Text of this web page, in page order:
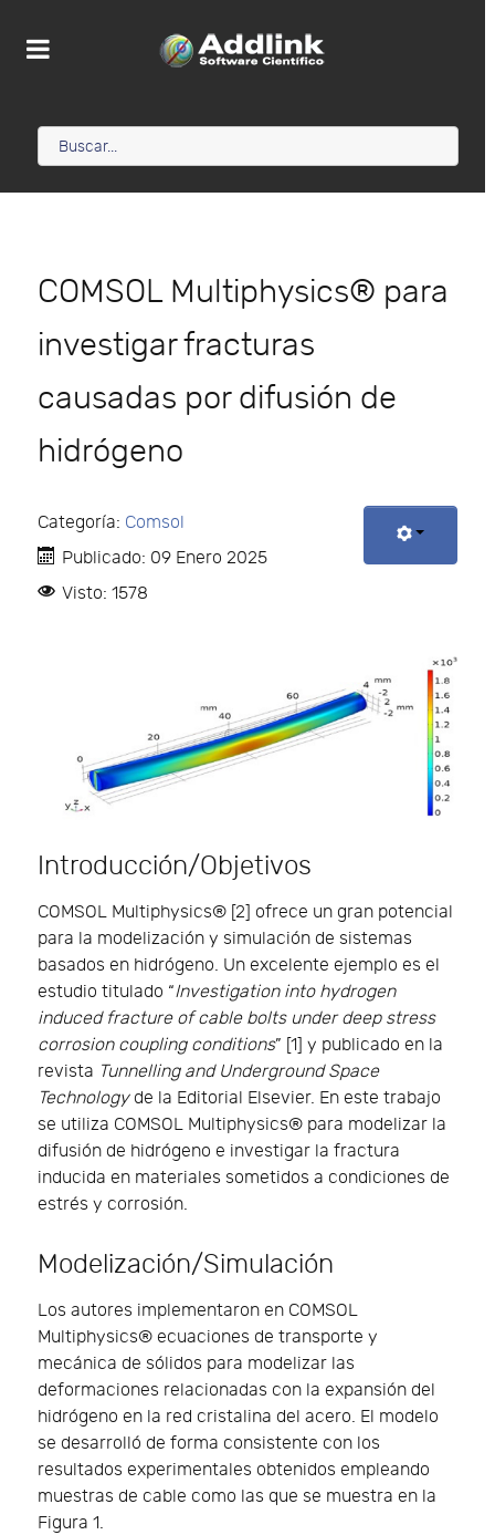
COMSOL Multiphysics® para
investigar fracturas
causadas por difusión de
hidrógeno
Categoría: Comsol
Publicado: 09 Enero 2025
Visto: 1578
Introducción/Objetivos
COMSOL Multiphysics® [2] ofrece un gran potencial
para la modelización y simulación de sistemas
basados en hidrógeno. Un excelente ejemplo es el
estudio titulado “Investigation into hydrogen
induced fracture of cable bolts under deep stress
corrosion coupling conditions” [1] y publicado en la
revista Tunnelling and Underground Space
Technologyde la Editorial Elsevier. En este trabajo
se utiliza COMSOL Multiphysics® para modelizar la
difusión de hidrógeno e investigar la fractura
inducida en materiales sometidos a condiciones de
estrés y corrosión.
Modelización/Simulación
Los autores implementaron en COMSOL
Multiphysics® ecuaciones de transporte y
mecánica de sólidos para modelizar las
deformaciones relacionadas con la expansión del
hidrógeno en la red cristalina del acero. El modelo
se desarrolló de forma consistente con los
resultados experimentales obtenidos empleando
muestras de cable como las que se muestra en la
Figura 1.